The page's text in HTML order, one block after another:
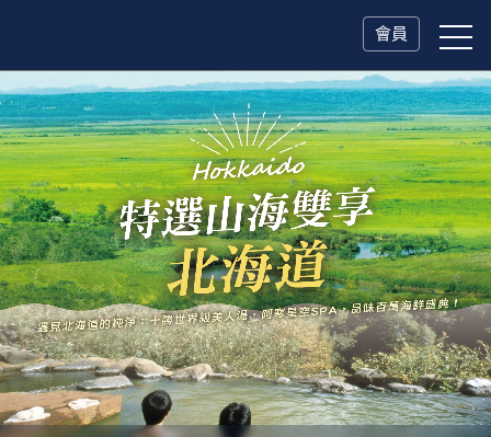
會員